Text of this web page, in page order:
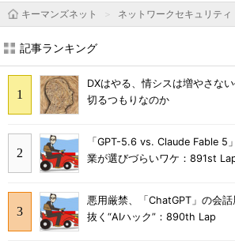
キーマンズネット ネットワークセキュリティ
記事ランキング
DXはやる、情シスは増やさな
切るつもりなのか
「GPT-5.6 vs. Claude Fable 5
業が選びづらいワケ：891st
悪用厳禁、「ChatGPT」の会
抜く“AIハック”：890th Lap